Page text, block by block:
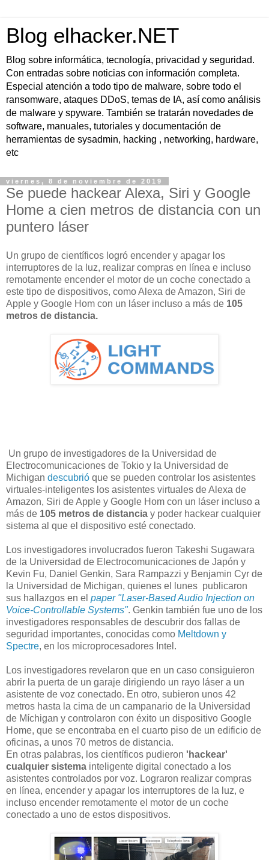
Blog elhacker.NET
Blog sobre informática, tecnología, privacidad y seguridad.
Con entradas sobre noticias con información completa.
Especial atención a todo tipo de malware, sobre todo el
ransomware, ataques DDoS, temas de IA, así como análisis
de malware y spyware. También se tratarán novedades de
software, manuales, tutoriales y documentación de
herramientas de sysadmin, hacking , networking, hardware,
etc
viernes, 8 de noviembre de 2019
Se puede hackear Alexa, Siri y Google
Home a cien metros de distancia con un
puntero láser
Un grupo de científicos logró encender y apagar los
interruptores de la luz, realizar compras en línea e incluso
remotamente encender el motor de un coche conectado a
este tipo de dispositivos, como Alexa de Amazon, Siri de
Apple y Google Hom con un láser incluso a más de 105
metros de distancia.
Un grupo de investigadores de la Universidad de
Electrocomunicaciones de Tokio y la Universidad de
Michigan descubrió que se pueden controlar los asistentes
virtuales-inteligentes los asistentes virtuales de Alexa de
Amazon, Siri de Apple y Google Hom con un láser incluso a
más de 105 metros de distancia y poder hackear cualquier
sistema al que el dispositivo esté conectado.
Los investigadores involucrados fueron Takeshi Sugawara
de la Universidad de Electrocomunicaciones de Japón y
Kevin Fu, Daniel Genkin, Sara Rampazzi y Benjamin Cyr de
la Universidad de Michigan, quienes el lunes publicaron
sus hallazgos en el paper "Laser-Based Audio Injection on
Voice-Controllable Systems". Genkin también fue uno de los
investigadores responsables de descubrir dos fallas de
seguridad importantes, conocidas como Meltdown y
Spectre, en los microprocesadores Intel.
Los investigadores revelaron que en un caso consiguieron
abrir la puerta de un garaje dirigiendo un rayo láser a un
asistente de voz conectado. En otro, subieron unos 42
metros hasta la cima de un campanario de la Universidad
de Míchigan y controlaron con éxito un dispositivo Google
Home, que se encontraba en el cuarto piso de un edificio de
oficinas, a unos 70 metros de distancia.
En otras palabras, los científicos pudieron 'hackear'
cualquier sistema inteligente digital conectado a los
asistentes controlados por voz. Lograron realizar compras
en línea, encender y apagar los interruptores de la luz, e
incluso encender remotamente el motor de un coche
conectado a uno de estos dispositivos.